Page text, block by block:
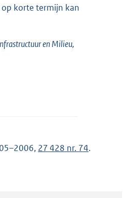
op korte termijn kan
en Milieu,
27 428 nr. 74.